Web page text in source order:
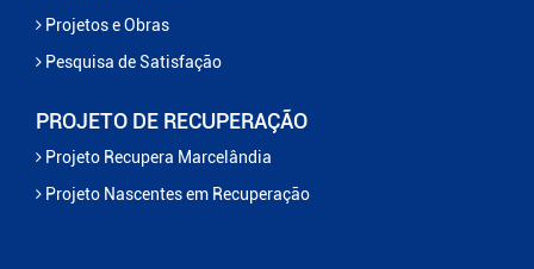
Projetos e Obras
Pesquisa de Satisfação
PROJETO DE RECUPERAÇÃO
Projeto Recupera Marcelândia
Projeto Nascentes em Recuperação